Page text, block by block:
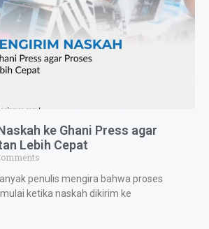
ke Ghani Press agar
Lebih Cepat
penulis mengira bahwa proses
ketika naskah dikirim ke